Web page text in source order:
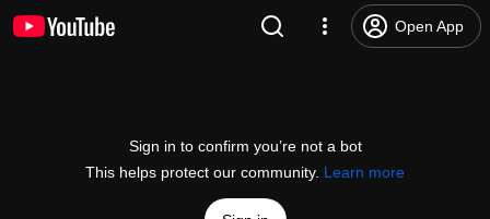
Open App
Sign in to confirm you’re not a bot
This helps protect our community. Learn more